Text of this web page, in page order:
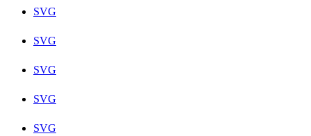
SVG
SVG
SVG
SVG
SVG